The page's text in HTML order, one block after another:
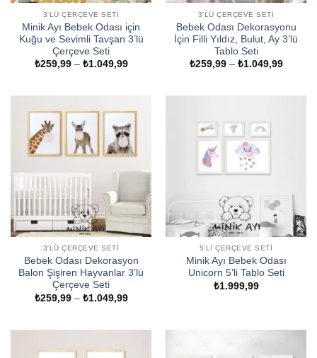
3'LÜ ÇERÇEVE SETI
Minik Ayı Bebek Odası için
Kuğu ve Sevimli Tavşan 3’lü
Çerçeve Seti
₺259,99 – ₺1.049,99Fiyat
3'LÜ ÇERÇEVE SETI
Bebek Odası Dekorasyonu
İçin Filli Yıldız, Bulut, Ay 3’lü
Tablo Seti
₺259,99 – ₺1.049,99Fiyat
3'LÜ ÇERÇEVE SETI
Bebek Odası Dekorasyon
Balon Şişiren Hayvanlar 3’lü
Çerçeve Seti
₺259,99 – ₺1.049,99Fiyat
5'LI ÇERÇEVE SETI
Minik Ayı Bebek Odası
Unicorn 5’li Tablo Seti
₺1.999,99